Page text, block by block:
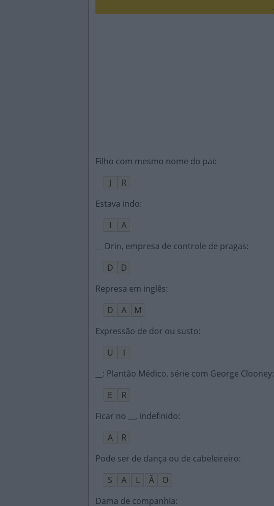
Filho com mesmo nome do pai:
J
R
Estava indo:
I
A
__ Drin, empresa de controle de pragas:
D
D
Represa em inglês:
D
A
M
Expressão de dor ou susto:
U
I
__: Plantão Médico, série com George Clooney:
E
R
Ficar no __, indefinido:
A
R
Pode ser de dança ou de cabeleireiro:
S
A L Ã
O
Dama de companhia: